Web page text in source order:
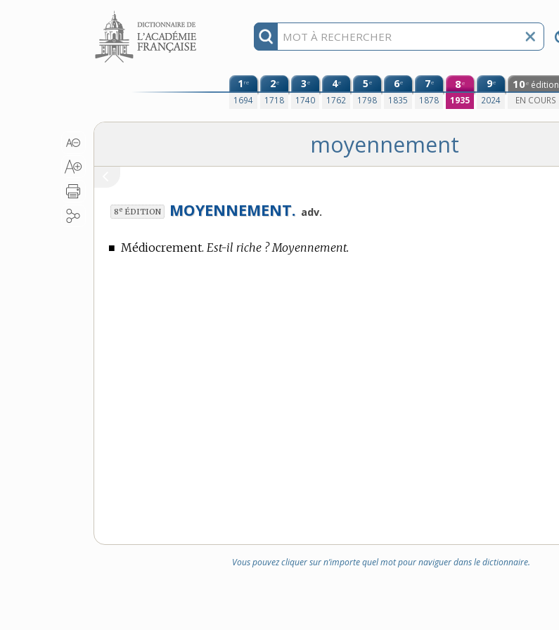
Aller au contenu
1re
1694
2e
1718
3e
1740
4e
1762
5e
1798
6e
1835
7e
1878
8e
1935
9e
2024
10e édition
EN COURS
moyennement
8e ÉDITION MOYENNEMENT. adv.
■ Médiocrement. Est-il riche ? Moyennement.
Vous pouvez cliquer sur n’importe quel mot pour naviguer dans le dictionnaire.